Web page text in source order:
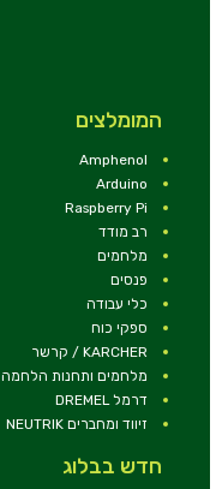
המומלצים
Amphenol
Arduino
Raspberry Pi
רב מודד
מלחמים
פנסים
כלי עבודה
ספקי כוח
KARCHER / קרשר
מלחמים ותחנות הלחמה
דרמל DREMEL
זיווד ומחברים NEUTRIK
חדש בבלוג